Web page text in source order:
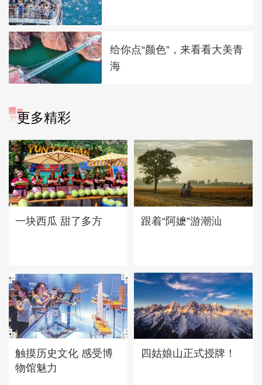
给你点“颜色”，来看看大美青
海
更多精彩
一块西瓜 甜了多方 跟着“阿嬷”游潮汕
触摸历史文化 感受博
物馆魅力
四姑娘山正式授牌！